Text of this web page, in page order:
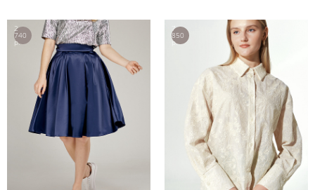
2
740
р.
7
850
р.